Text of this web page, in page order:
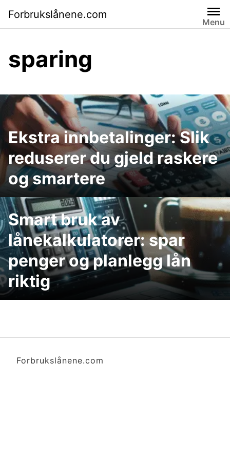
content
Forbrukslånene.com
Menu
sparing
Ekstra innbetalinger: Slik
reduserer du gjeld raskere
og smartere
Smart bruk av
lånekalkulatorer: spar
penger og planlegg lån
riktig
Forbrukslånene.com